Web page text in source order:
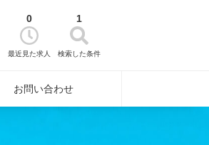
0
最近見た求人
1
検索した条件
お問い合わせ